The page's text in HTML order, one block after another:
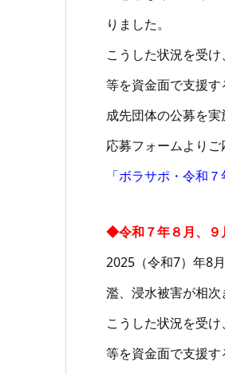
りました。
こうした状況を受
等を資金面で支援
成先団体の公募を
応募フォームよりご
「ボラサポ・令和
◆令和７年８月、９
2025（令和7）年8
濫、浸水被害が相
こうした状況を受
等を資金面で支援